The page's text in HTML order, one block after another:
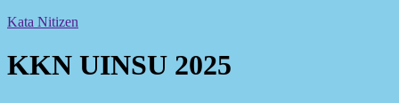
Kata Nitizen
KKN UINSU 2025